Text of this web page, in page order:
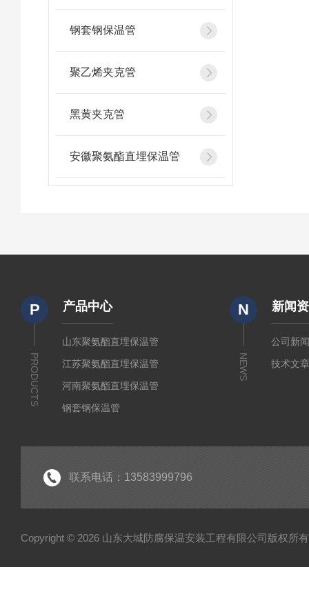
钢套钢保温管
聚乙烯夹克管
黑黄夹克管
安徽聚氨酯直埋保温管
P
PRODUCTS
产品中心
山东聚氨酯直埋保温管
江苏聚氨酯直埋保温管
河南聚氨酯直埋保温管
钢套钢保温管
安徽聚氨酯直埋保温管
N
NEWS
新闻
公司新
技术文
联系电话：13583999796
Copyright © 2026 山东大城防腐保温安装工程有限公司版权所